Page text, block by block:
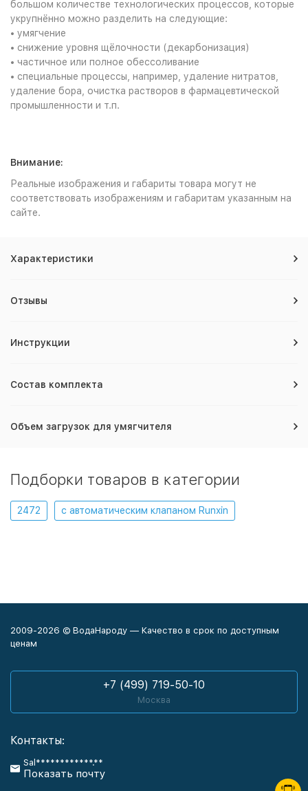
большом количестве технологических процессов, которые
укрупнённо можно разделить на следующие:
• умягчение
• снижение уровня щёлочности (декарбонизация)
• частичное или полное обессоливание
• специальные процессы, например, удаление нитратов,
удаление бора, очистка растворов в фармацевтической
промышленности и т.п.
Внимание:
Реальные изображения и габариты товара могут не
соответствовать изображениям и габаритам указанным на
сайте.
Характеристики
Отзывы
Инструкции
Состав комплекта
Объем загрузок для умягчителя
Подборки товаров в категории
2472 с автоматическим клапаном Runxin
2009-2026 © ВодаНароду — Качество в срок по доступным
ценам
+7 (499) 719-50-10
Москва
Контакты:
Sal************.**
Показать почту